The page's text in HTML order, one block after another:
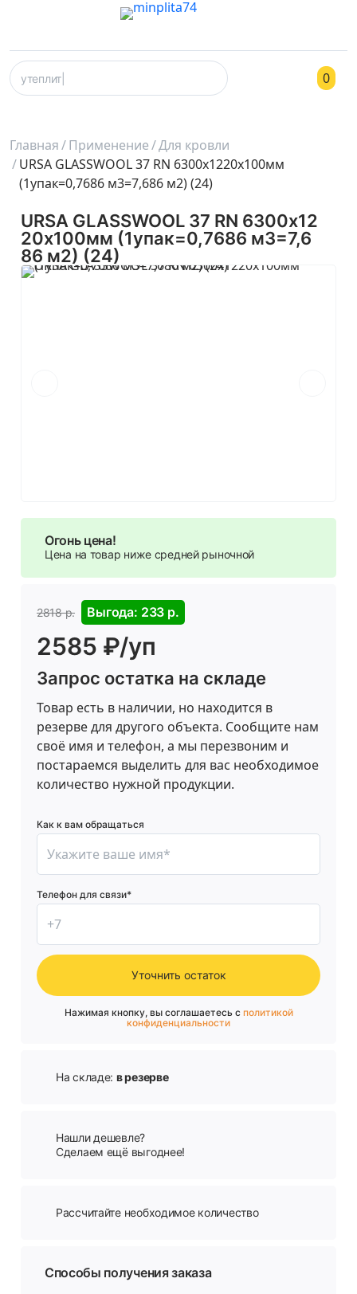
0
Главная Применение Для кровли
URSA GLASSWOOL 37 RN 6300х1220х100мм
(1упак=0,7686 м3=7,686 м2) (24)
URSA GLASSWOOL 37 RN 6300х12
20х100мм (1упак=0,7686 м3=7,6
86 м2) (24)
Огонь цена!
Цена на товар ниже средней рыночной
2818 р. Выгода: 233 р.
2585 ₽/уп
Запрос остатка на складе
Товар есть в наличии, но находится в
резерве для другого объекта. Сообщите нам
своё имя и телефон, а мы перезвоним и
постараемся выделить для вас необходимое
количество нужной продукции.
Как к вам обращаться
Телефон для связи*
Уточнить остаток
Нажимая кнопку, вы соглашаетесь с политикой
конфиденциальности
На складе: в резерве
Нашли дешевле?
Сделаем ещё выгоднее!
Рассчитайте необходимое количество
Способы получения заказа